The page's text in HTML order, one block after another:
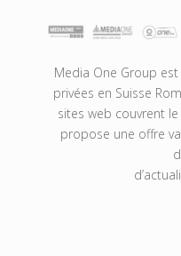
Media One Group
privées en Suisse
sites web couvrent
propose une offre